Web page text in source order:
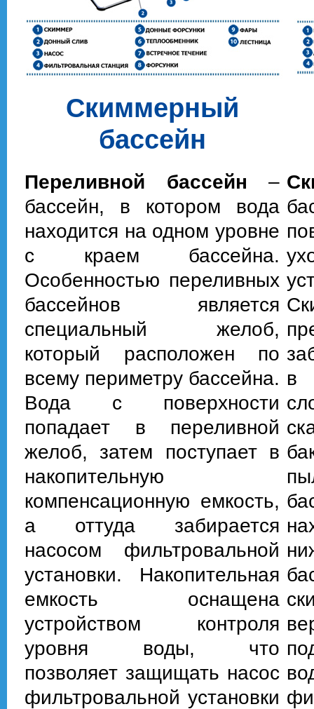
Cкиммерный
бассейн
Переливной бассейн –
бассейн, в котором вода
находится на одном уровне
с краем бассейна.
Особенностью переливных
бассейнов является
специальный желоб,
который расположен по
всему периметру бассейна.
Вода с поверхности
попадает в переливной
желоб, затем поступает в
накопительную
компенсационную емкость,
а оттуда забирается
насосом фильтровальной
установки. Накопительная
емкость оснащена
устройством контроля
уровня воды, что
позволяет защищать насос
фильтровальной установки
в